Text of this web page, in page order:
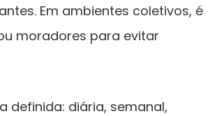
Em ambientes coletivos, é
moradores para evitar
definida: diária, semanal,